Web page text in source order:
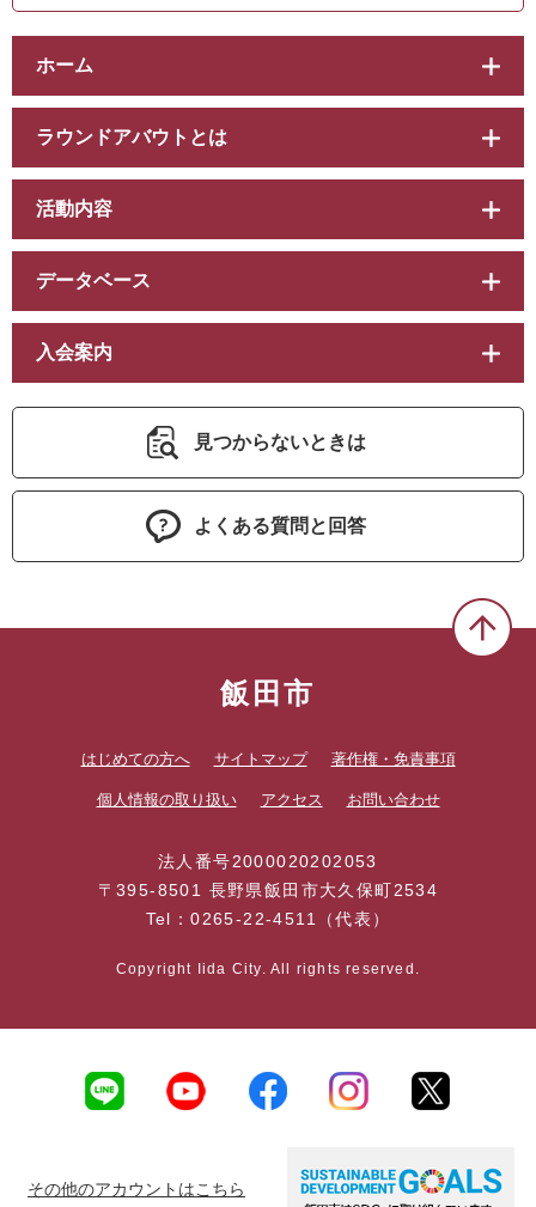
ホーム
ラウンドアバウトとは
活動内容
データベース
入会案内
見つからないときは
よくある質問と回答
飯田市
はじめての方へ サイトマップ 著作権・免責事項
個人情報の取り扱い アクセス お問い合わせ
法人番号2000020202053
〒395-8501 長野県飯田市大久保町2534
Tel：0265-22-4511（代表）
Copyright Iida City. All rights reserved.
その他のアカウントはこちら